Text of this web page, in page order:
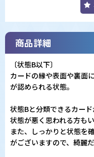
商品詳細
〔状態B以下〕
カードの縁や表面や裏面
が認められる状態。
状態Bと分類できるカー
状態が悪く思われる方も
また、しっかりと状態を
がございますので、綺麗